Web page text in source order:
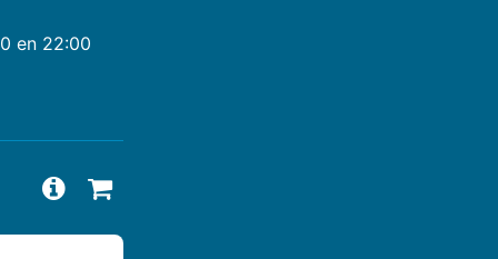
en 22:00
Vragen en antwoorden bekijken
Beschikbaarheid aanvragen